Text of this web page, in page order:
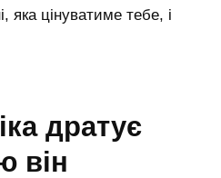
яка цінуватиме тебе, і
він